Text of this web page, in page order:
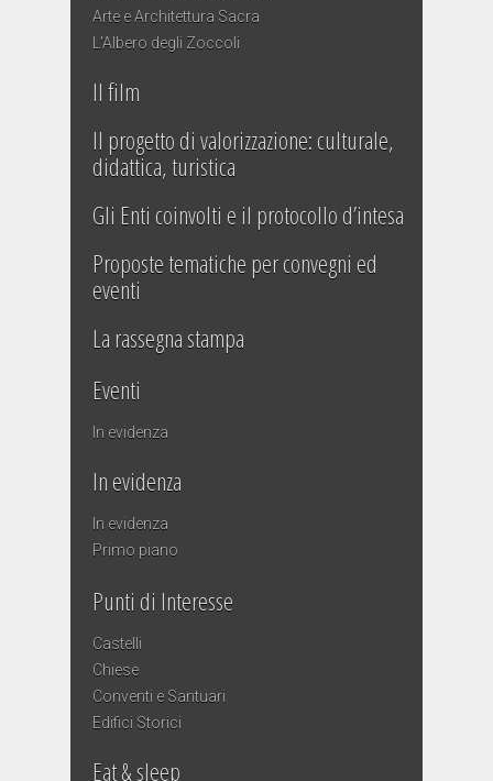
Arte e Architettura Sacra
L’Albero degli Zoccoli
Il film
Il progetto di valorizzazione: culturale,
didattica, turistica
Gli Enti coinvolti e il protocollo d’intesa
Proposte tematiche per convegni ed
eventi
La rassegna stampa
Eventi
In evidenza
In evidenza
In evidenza
Primo piano
Punti di Interesse
Castelli
Chiese
Conventi e Santuari
Edifici Storici
Eat & sleep